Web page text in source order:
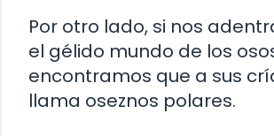
Por otro lado, si nos
el gélido mundo de los
encontramos que a sus
llama oseznos polares.